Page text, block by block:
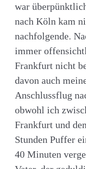
war
nach Köln kam
nachfolgende.
immer
Frankfurt nicht
davon auch
Anschlussflug
obwohl ich
Frankfurt und
Stunden Puffer
40 Minuten